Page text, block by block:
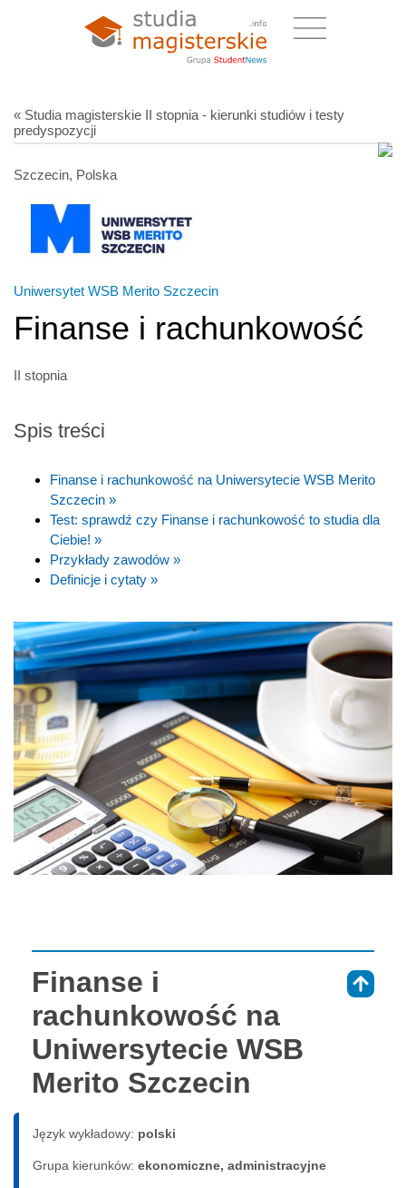
« Studia magisterskie II stopnia - kierunki studiów i testy
predyspozycji
Szczecin, Polska
Uniwersytet WSB Merito Szczecin
Finanse i rachunkowość
II stopnia
Spis treści
Finanse i rachunkowość na Uniwersytecie WSB Merito
Szczecin »
Test: sprawdź czy Finanse i rachunkowość to studia dla
Ciebie! »
Przykłady zawodów »
Definicje i cytaty »
Finanse i
rachunkowość na
Uniwersytecie WSB
Merito Szczecin
Język wykładowy: polski
Grupa kierunków: ekonomiczne, administracyjne